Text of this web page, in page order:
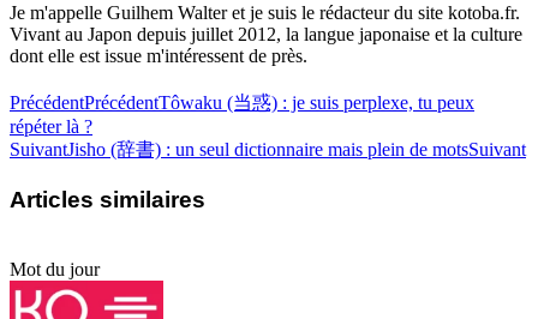
Je m'appelle Guilhem Walter et je suis le rédacteur du site kotoba.fr.
Vivant au Japon depuis juillet 2012, la langue japonaise et la culture
dont elle est issue m'intéressent de près.
PrécédentPrécédentTôwaku (当惑) : je suis perplexe, tu peux
répéter là ?
SuivantJisho (辞書) : un seul dictionnaire mais plein de motsSuivant
Articles similaires
Mot du jour